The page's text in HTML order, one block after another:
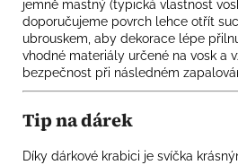
jemně mastný (typická vlastnost
doporučujeme povrch lehce otřít
ubrouskem, aby dekorace lépe
vhodné materiály určené na vosk a
bezpečnost při následném
Tip na dárek
Díky dárkové krabici je svíčka